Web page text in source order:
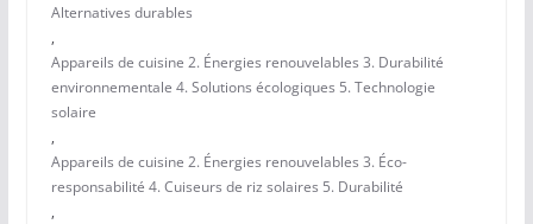
Alternatives durables
,
Appareils de cuisine 2. Énergies renouvelables 3. Durabilité
environnementale 4. Solutions écologiques 5. Technologie
solaire
,
Appareils de cuisine 2. Énergies renouvelables 3. Éco-
responsabilité 4. Cuiseurs de riz solaires 5. Durabilité
,